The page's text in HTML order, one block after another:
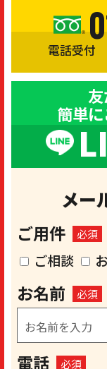
電話受付
簡単
メー
ご用件 必須
ご相談
お名前 必須
電話 必須